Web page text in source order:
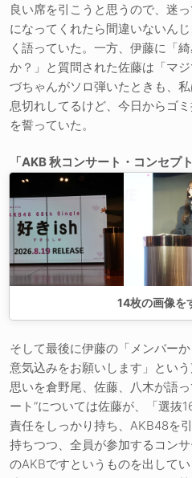
良い席を引こうと思うので、迷
になってくれたら間違いないん
く語っていた。一方、伊藤に「
か？」と質問された佐藤は「マ
づちゃんがソロ弾いたときも、
息切れしてるけど、今日からゴ
を誓っていた。
「AKB 秋コンサート・コンセプ
14枚の画像を
そして最後に伊藤の「メンバー
意気込みをお願いします」とい
思いを倉野尾、佐藤、八木が語
ート”については佐藤が、「選抜
責任をしっかり持ち、AKB48を
持ちつつ、全員が参加するコン
のAKBですというものを出して